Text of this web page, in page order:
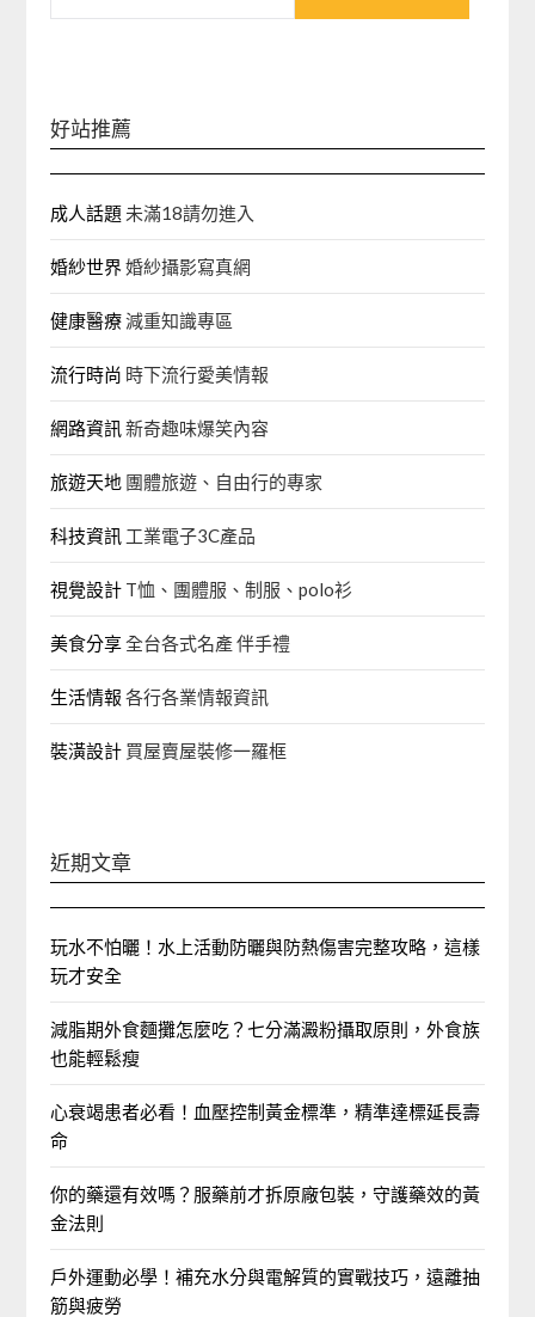
關
好站推薦
成人話題 未滿18請勿進入
婚紗世界婚紗攝影寫真網
健康醫療減重知識專區
流行時尚 時下流行愛美情報
網路資訊 新奇趣味爆笑內容
旅遊天地 團體旅遊、自由行的專家‎
科技資訊 工業電子3C產品
視覺設計 T恤、團體服、制服、polo衫
美食分享全台各式名產 伴手禮
生活情報 各行各業情報資訊
裝潢設計 買屋賣屋裝修一羅框
近期文章
玩水不怕曬！水上活動防曬與防熱傷害完整攻略，這樣
玩才安全
減脂期外食麵攤怎麼吃？七分滿澱粉攝取原則，外食族
也能輕鬆瘦
心衰竭患者必看！血壓控制黃金標準，精準達標延長壽
命
你的藥還有效嗎？服藥前才拆原廠包裝，守護藥效的黃
金法則
戶外運動必學！補充水分與電解質的實戰技巧，遠離抽
筋與疲勞